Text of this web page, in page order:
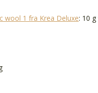
wool 1 fra Krea Deluxe: 10